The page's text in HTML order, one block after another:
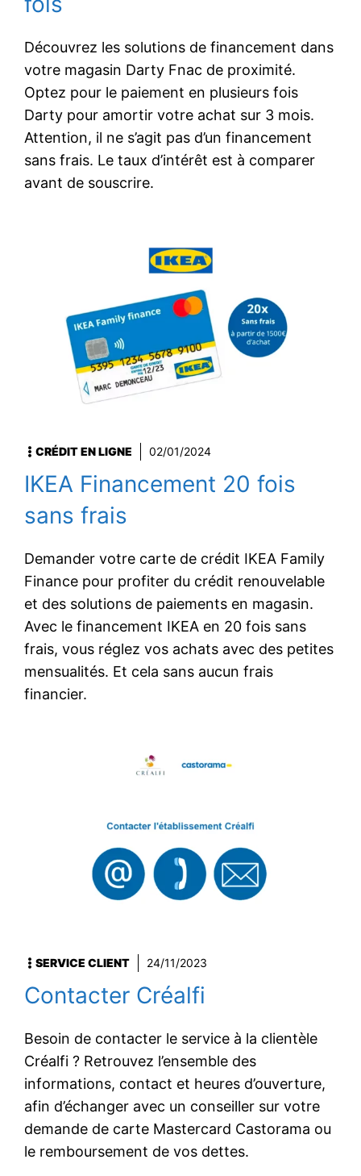
Découvrez les solutions de financement dans
votre magasin Darty Fnac de proximité.
Optez pour le paiement en plusieurs fois
Darty pour amortir votre achat sur 3 mois.
Attention, il ne s’agit pas d’un financement
sans frais. Le taux d’intérêt est à comparer
avant de souscrire.
CRÉDIT EN LIGNE 02/01/2024
IKEA Financement 20 fois
sans frais
Demander votre carte de crédit IKEA Family
Finance pour profiter du crédit renouvelable
et des solutions de paiements en magasin.
Avec le financement IKEA en 20 fois sans
frais, vous réglez vos achats avec des petites
mensualités. Et cela sans aucun frais
financier.
SERVICE CLIENT 24/11/2023
Contacter Créalfi
Besoin de contacter le service à la clientèle
Créalfi ? Retrouvez l’ensemble des
informations, contact et heures d’ouverture,
afin d’échanger avec un conseiller sur votre
demande de carte Mastercard Castorama ou
le remboursement de vos dettes.